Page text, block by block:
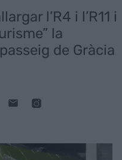
l’R4 i l’R11 i
la
de Gràcia